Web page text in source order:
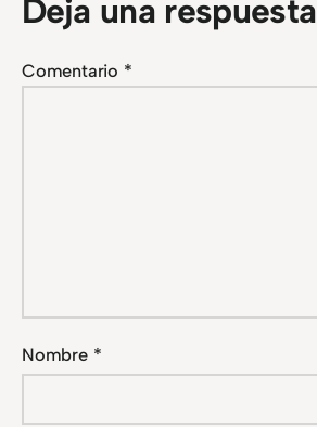
Deja una respuesta
Comentario *
Nombre *